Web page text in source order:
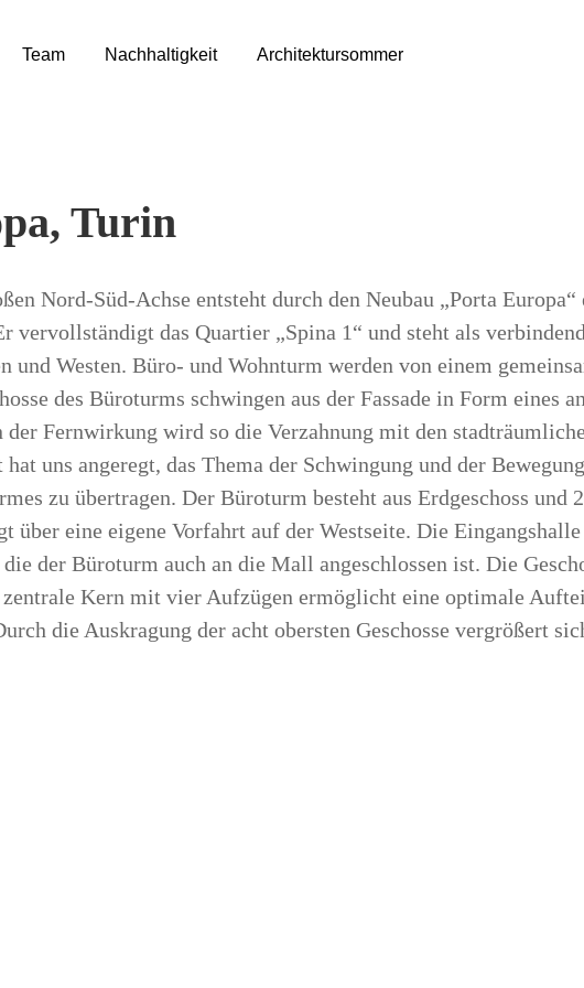
Team Nachhaltigkeit Architektursommer
Turin
Nord-Süd-Achse entsteht durch den Neubau „Porta
vervollständigt das Quartier „Spina 1“ und steht als
und Westen. Büro- und Wohnturm werden von einem
des Büroturms schwingen aus der Fassade in Form eines
der Fernwirkung wird so die Verzahnung mit den
hat uns angeregt, das Thema der Schwingung und der
zu übertragen. Der Büroturm besteht aus Erdgeschoss und
über eine eigene Vorfahrt auf der Westseite. Die
der Büroturm auch an die Mall angeschlossen ist. Die
zentrale Kern mit vier Aufzügen ermöglicht eine optimale
die Auskragung der acht obersten Geschosse vergrößert